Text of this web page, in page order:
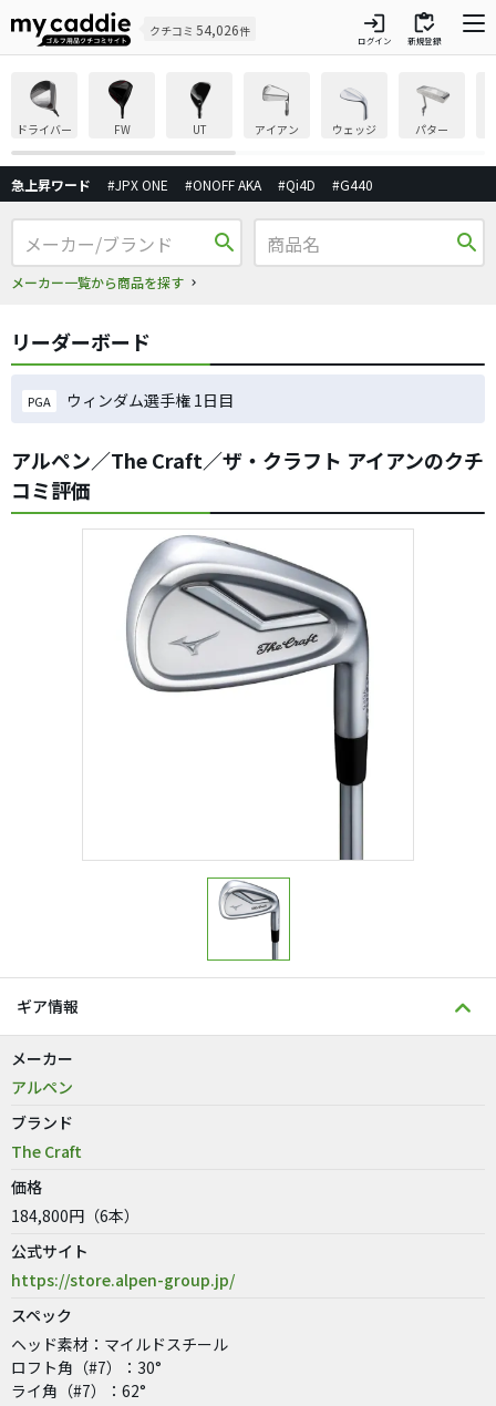
クチコミ 54,026件 login
ログイン
inventory
新規登録
ドライバー FW UT アイアン ウェッジ パター
急上昇ワード #JPX ONE #ONOFF AKA #Qi4D #G440
search
メーカー一覧から商品を探す
search
リーダーボード
PGA ウィンダム選手権 1日目
アルペン／The Craft／ザ・クラフト アイアンのクチ
コミ評価
ギア情報
メーカー
アルペン
ブランド
The Craft
価格
184,800円（6本）
公式サイト
https://store.alpen-group.jp/
スペック
ヘッド素材：マイルドスチール
ロフト角（#7）：30°
ライ角（#7）：62°